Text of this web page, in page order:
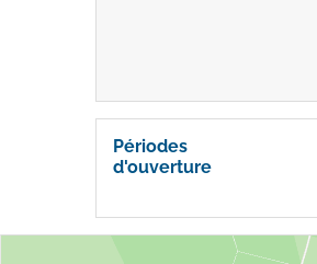
Périodes
d'ouverture